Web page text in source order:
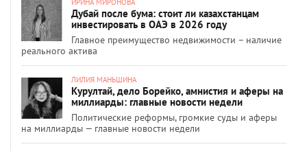
Дубай после бума: стоит ли казахстанцам
инвестировать в ОАЭ в 2026 году
Главное преимущество недвижимости – наличие
реального актива
ЛИЛИЯ МАНЬШИНА
Курултай, дело Борейко, амнистия и аферы на
миллиарды: главные новости недели
Политические реформы, громкие суды и аферы
на миллиарды — главные новости недели